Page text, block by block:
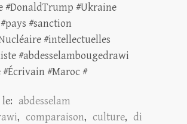
#DonaldTrump #Ukraine
#sanction
#intellectuelles
#abdesselambougedrawi
#Maroc #
abdesselam
, comparaison, culture, di